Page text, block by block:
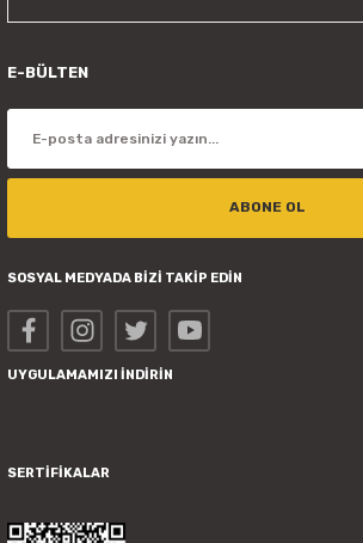
E-BÜLTEN
ABONE OL
SOSYAL MEDYADA BİZİ TAKİP EDİN
UYGULAMAMIZI İNDİRİN
SERTİFİKALAR